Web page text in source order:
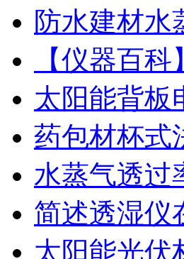
防水建材水
【仪器百
太阳能背
药包材杯
水蒸气透
简述透湿仪
太阳能光伏